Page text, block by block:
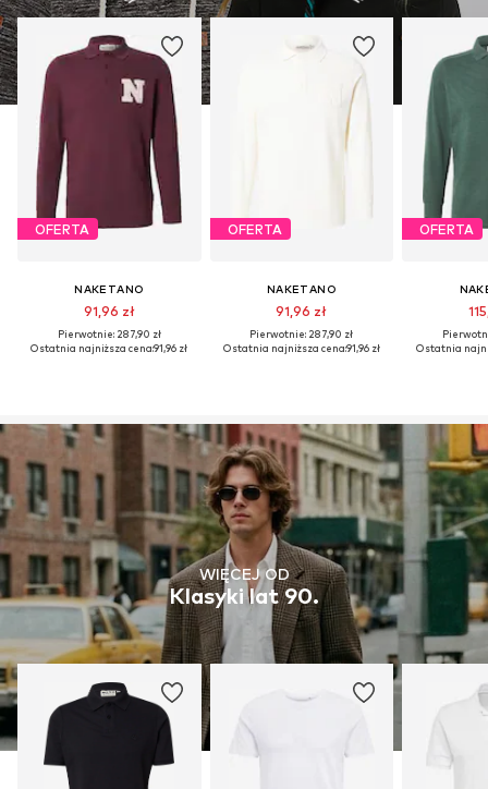
OFERTA
NAKETANO
91,96 zł
Pierwotnie: 287,90 zł
Ostatnia najniższa cena:91,96 zł
OFERTA
NAKETANO
91,96 zł
Pierwotnie: 287,90 zł
Ostatnia najniższa cena:91,96 zł
OFERTA
Ostatnia
WIĘCEJ OD
Klasyki lat 90.